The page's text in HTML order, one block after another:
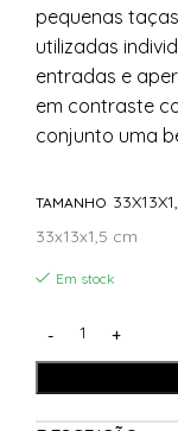
pequenas
utilizadas
entradas e
em contraste
conjunto uma
TAMANHO
33x13x1,5 cm
Em stock